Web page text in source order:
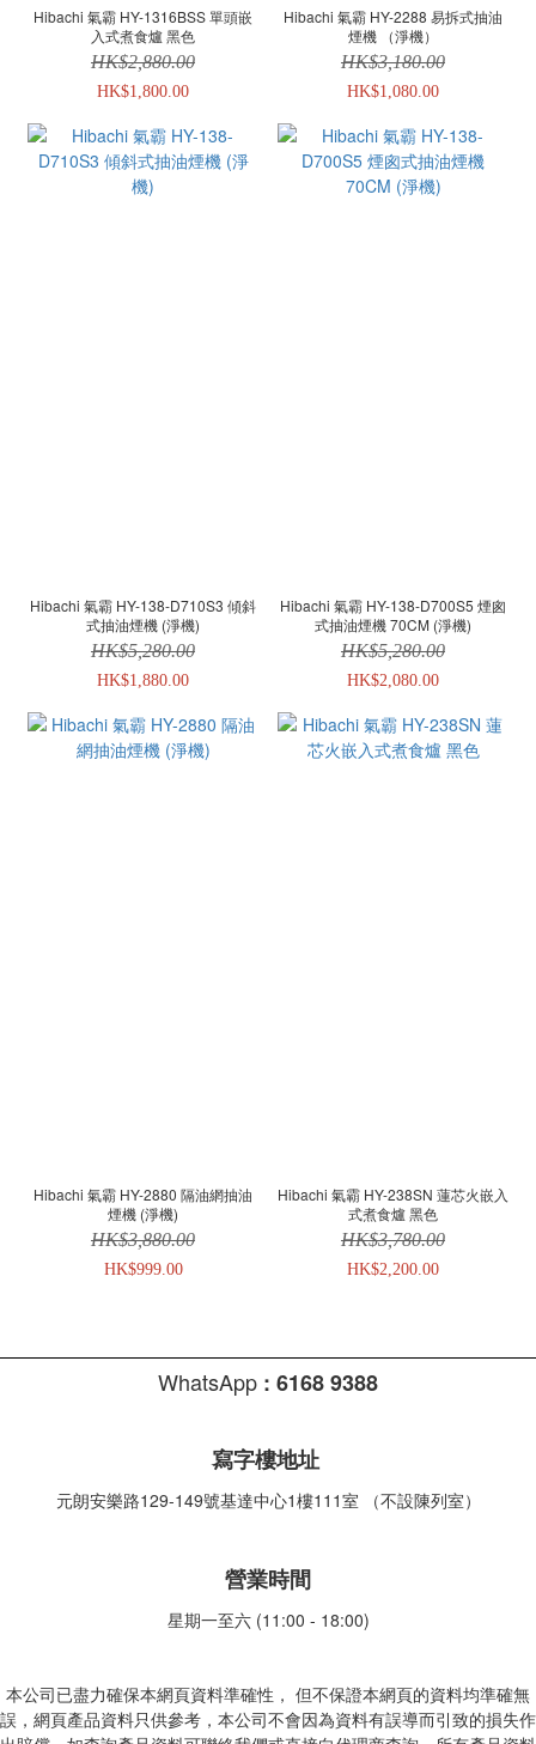
Hibachi 氣霸 HY-1316BSS 單頭嵌
入式煮食爐 黑色
HK$2,880.00
HK$1,800.00
Hibachi 氣霸 HY-2288 易拆式抽油
煙機 （淨機）
HK$3,180.00
HK$1,080.00
Hibachi 氣霸 HY-138-D710S3 傾斜
式抽油煙機 (淨機)
HK$5,280.00
HK$1,880.00
Hibachi 氣霸 HY-138-D700S5 煙囪
式抽油煙機 70CM (淨機)
HK$5,280.00
HK$2,080.00
Hibachi 氣霸 HY-2880 隔油網抽油
煙機 (淨機)
HK$3,880.00
HK$999.00
Hibachi 氣霸 HY-238SN 蓮芯火嵌入
式煮食爐 黑色
HK$3,780.00
HK$2,200.00
WhatsApp : 6168 9388
寫字樓地址
元朗安樂路129-149號基達中心1樓111室 （不設陳列室）
營業時間
星期一至六 (11:00 - 18:00)
本公司已盡力確保本網頁資料準確性， 但不保證本網頁的資料均準確無
誤，網頁產品資料只供參考，本公司不會因為資料有誤導而引致的損失作